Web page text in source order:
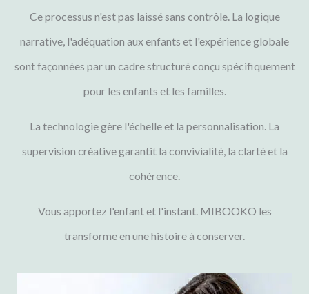
Ce processus n'est pas laissé sans contrôle. La logique
narrative, l'adéquation aux enfants et l'expérience globale
sont façonnées par un cadre structuré conçu spécifiquement
pour les enfants et les familles.
La technologie gère l'échelle et la personnalisation. La
supervision créative garantit la convivialité, la clarté et la
cohérence.
Vous apportez l'enfant et l'instant. MIBOOKO les
transforme en une histoire à conserver.